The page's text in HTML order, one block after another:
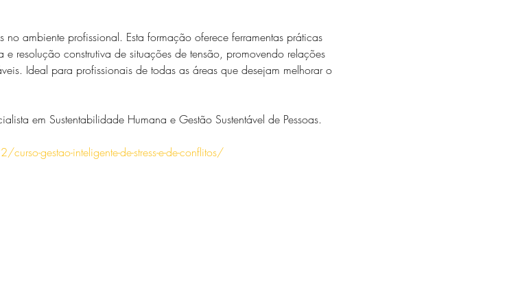
ambiente profissional. Esta formação oferece ferramentas práticas
resolução construtiva de situações de tensão, promovendo relações
Ideal para profissionais de todas as áreas que desejam melhorar o
em Sustentabilidade Humana e Gestão Sustentável de Pessoas.
gestao-inteligente-de-stress-e-de-conflitos/